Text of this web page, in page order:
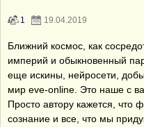
1 19.04.2019
Ближний космос, как
империй и обыкновенный
еще искины, нейросети,
мир eve-online. Это наше с
Просто автору кажется, что
сознание и все, что мы